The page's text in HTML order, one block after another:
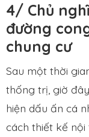
4/ Chủ
đường
chung cư
Sau một thời
thống trị, giờ
hiện dấu ấn cá
cách thiết kế